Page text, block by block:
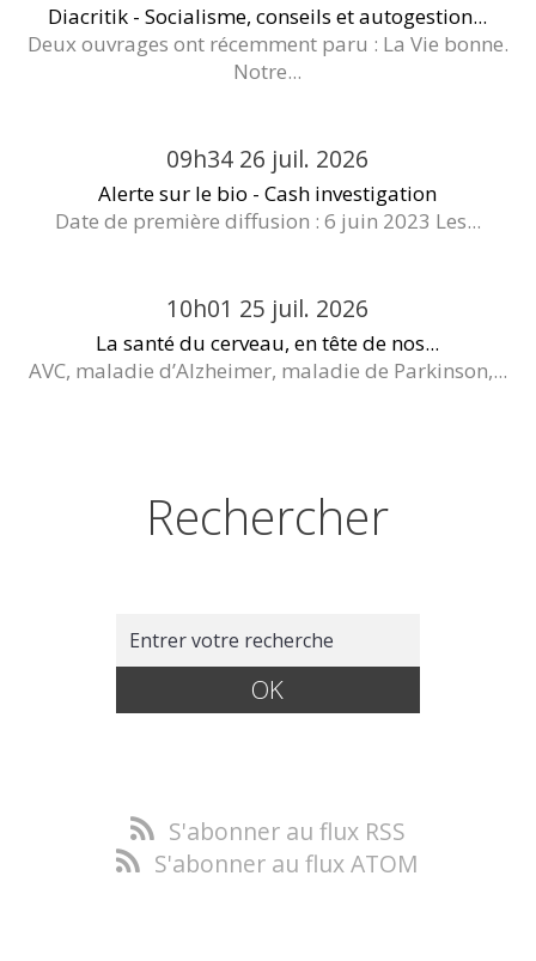
Diacritik - Socialisme, conseils et autogestion...
Deux ouvrages ont récemment paru : La Vie bonne.
Notre...
09h34 26 juil. 2026
Alerte sur le bio - Cash investigation
Date de première diffusion : 6 juin 2023 Les...
10h01 25 juil. 2026
La santé du cerveau, en tête de nos...
AVC, maladie d’Alzheimer, maladie de Parkinson,...
Rechercher
S'abonner au flux RSS
S'abonner au flux ATOM